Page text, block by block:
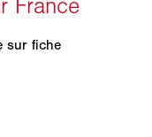
sur fiche